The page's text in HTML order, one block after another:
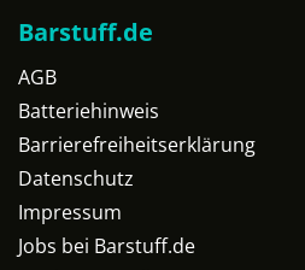
Barstuff.de
AGB
Batteriehinweis
Barrierefreiheitserklärung
Datenschutz
Impressum
Jobs bei Barstuff.de